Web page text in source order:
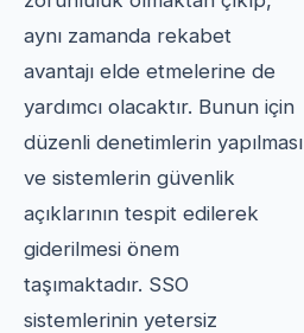
aynı zamanda rekabet
avantajı elde etmelerine de
yardımcı olacaktır. Bunun için
düzenli denetimlerin yapılması
ve sistemlerin güvenlik
açıklarının tespit edilerek
giderilmesi önem
taşımaktadır. SSO
sistemlerinin yetersiz